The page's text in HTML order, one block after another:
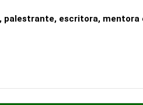
palestrante, escritora,